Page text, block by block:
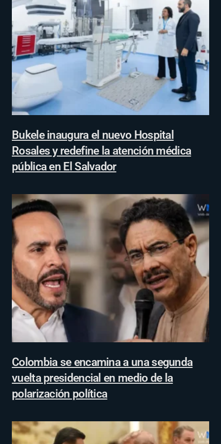
Bukele inaugura el nuevo Hospital
Rosales y redefine la atención médica
pública en El Salvador
Colombia se encamina a una segunda
vuelta presidencial en medio de la
polarización política